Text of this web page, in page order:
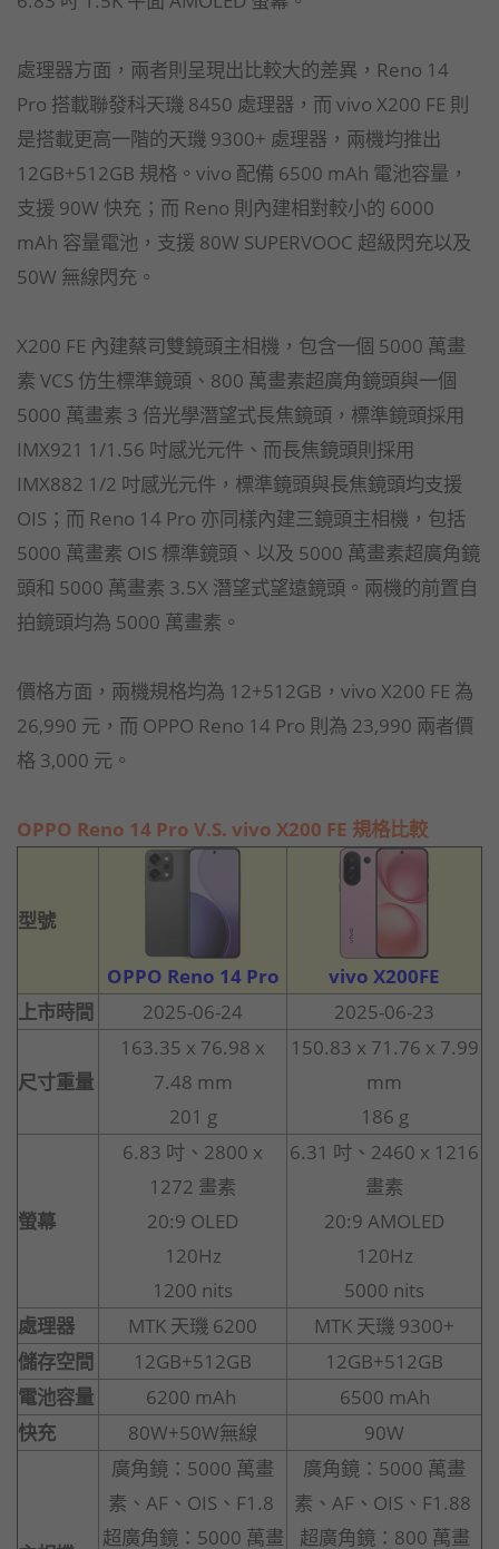
處理器方面，兩者則呈現出比較大的差異，Reno 14
Pro 搭載聯發科天璣 8450 處理器，而 vivo X200 FE 則
是搭載更高一階的天璣 9300+ 處理器，兩機均推出
12GB+512GB 規格。vivo 配備 6500 mAh 電池容量，
支援 90W 快充；而 Reno 則內建相對較小的 6000
mAh 容量電池，支援 80W SUPERVOOC 超級閃充以及
50W 無線閃充。
X200 FE 內建蔡司雙鏡頭主相機，包含一個 5000 萬畫
素 VCS 仿生標準鏡頭、800 萬畫素超廣角鏡頭與一個
5000 萬畫素 3 倍光學潛望式長焦鏡頭，標準鏡頭採用
IMX921 1/1.56 吋感光元件、而長焦鏡頭則採用
IMX882 1/2 吋感光元件，標準鏡頭與長焦鏡頭均支援
OIS；而 Reno 14 Pro 亦同樣內建三鏡頭主相機，包括
5000 萬畫素 OIS 標準鏡頭、以及 5000 萬畫素超廣角鏡
頭和 5000 萬畫素 3.5X 潛望式望遠鏡頭。兩機的前置自
拍鏡頭均為 5000 萬畫素。
價格方面，兩機規格均為 12+512GB，vivo X200 FE 為
26,990 元，而 OPPO Reno 14 Pro 則為 23,990 兩者價
格 3,000 元。
OPPO Reno 14 Pro V.S. vivo X200 FE 規格比較
型號
OPPO Reno 14 Pro
vivo X200FE
上市時間
2025-06-24 2025-06-23
尺寸重量
163.35 x 76.98 x
7.48 mm
201 g
150.83 x 71.76 x 7.99
mm
186 g
螢幕
6.83 吋、2800 x
1272 畫素
20:9 OLED
120Hz
1200 nits
6.31 吋、2460 x 1216
畫素
20:9 AMOLED
120Hz
5000 nits
處理器
MTK 天璣 6200
MTK 天璣 9300+
儲存空間
12GB+512GB
12GB+512GB
電池容量
6200 mAh
6500 mAh
快充
80W+50W無線 90W
廣角鏡：5000 萬畫
素、AF、OIS、F1.8
超廣角鏡：5000 萬畫
廣角鏡：5000 萬畫
素、AF、OIS、F1.88
超廣角鏡：800 萬畫